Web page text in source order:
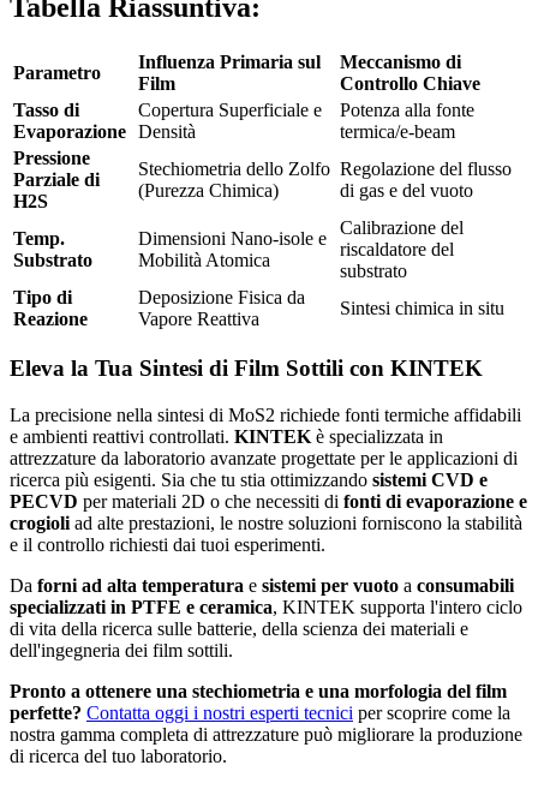
Tabella Riassuntiva:
Parametro
Influenza Primaria sul
Film
Meccanismo di
Controllo Chiave
Tasso di
Evaporazione
Copertura Superficiale e
Densità
Potenza alla fonte
termica/e-beam
Pressione
Parziale di
H2S
Stechiometria dello Zolfo
(Purezza Chimica)
Regolazione del flusso
di gas e del vuoto
Temp.
Substrato
Dimensioni Nano-isole e
Mobilità Atomica
Calibrazione del
riscaldatore del
substrato
Tipo di
Reazione
Deposizione Fisica da
Vapore Reattiva
Sintesi chimica in situ
Eleva la Tua Sintesi di Film Sottili con KINTEK
La precisione nella sintesi di MoS2 richiede fonti termiche affidabili
e ambienti reattivi controllati. KINTEK è specializzata in
attrezzature da laboratorio avanzate progettate per le applicazioni di
ricerca più esigenti. Sia che tu stia ottimizzando sistemi CVD e
PECVD per materiali 2D o che necessiti di fonti di evaporazione e
crogioli ad alte prestazioni, le nostre soluzioni forniscono la stabilità
e il controllo richiesti dai tuoi esperimenti.
Da forni ad alta temperatura e sistemi per vuoto a consumabili
specializzati in PTFE e ceramica, KINTEK supporta l'intero ciclo
di vita della ricerca sulle batterie, della scienza dei materiali e
dell'ingegneria dei film sottili.
Pronto a ottenere una stechiometria e una morfologia del film
perfette? Contatta oggi i nostri esperti tecnici per scoprire come la
nostra gamma completa di attrezzature può migliorare la produzione
di ricerca del tuo laboratorio.